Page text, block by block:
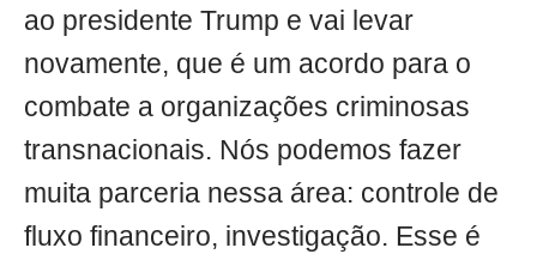
ao presidente Trump e vai levar
novamente, que é um acordo para o
combate a organizações criminosas
transnacionais. Nós podemos fazer
muita parceria nessa área: controle de
fluxo financeiro, investigação. Esse é